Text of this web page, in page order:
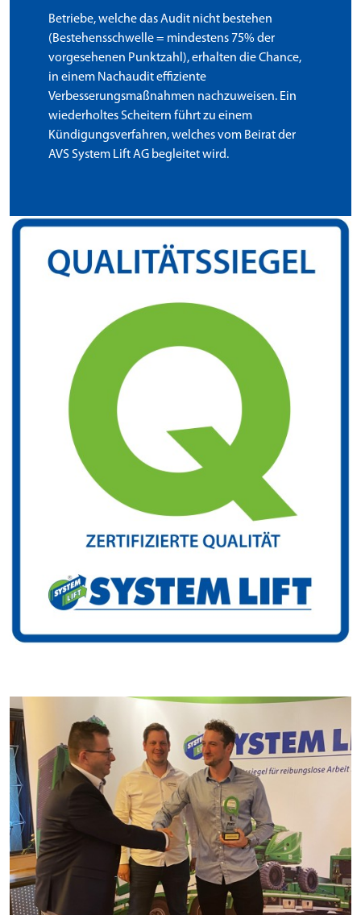
Betriebe, welche das Audit nicht bestehen
(Bestehensschwelle = mindestens 75% der
vorgesehenen Punktzahl), erhalten die Chance,
in einem Nachaudit effiziente
Verbesserungsmaßnahmen nachzuweisen. Ein
wiederholtes Scheitern führt zu einem
Kündigungsverfahren, welches vom Beirat der
AVS System Lift AG begleitet wird.